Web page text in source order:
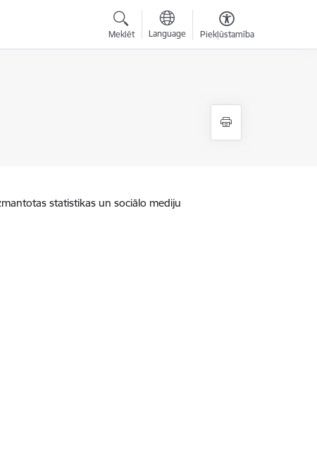
Meklēt Language Piekļūstamība
statistikas un sociālo mediju